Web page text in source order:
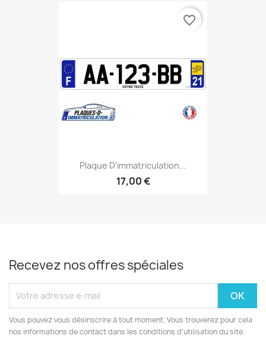
Plaque D'immatriculation...
17,00 €
favorite_border
Recevez nos offres spéciales
Vous pouvez vous désinscrire à tout moment. Vous trouverez pour cela
nos informations de contact dans les conditions d'utilisation du site.